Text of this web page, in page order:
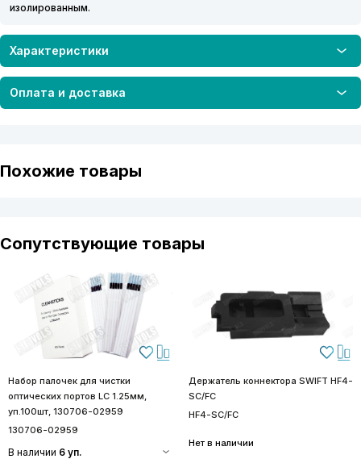
изолированным.
Характеристики
Оплата и доставка
Похожие товары
Сопутствующие товары
Набор палочек для чистки
оптических портов LC 1.25мм,
уп.100шт, 130706-02959
130706-02959
В наличии 6 уп.
Держатель коннектора SWIFT HF4-
SC/FC
HF4-SC/FC
Нет в наличии